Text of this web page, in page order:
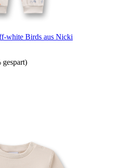
white Birds aus Nicki
gespart)